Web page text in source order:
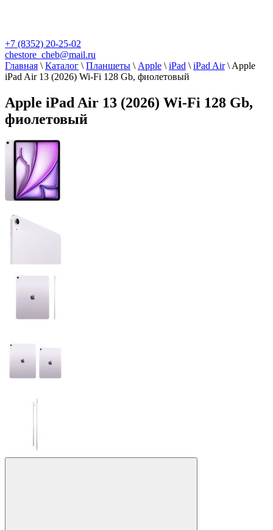
+7 (8352) 20-25-02
chestore_cheb@mail.ru
Главная \ Каталог \ Планшеты \ Apple \ iPad \ iPad Air\ Apple
iPad Air 13 (2026) Wi-Fi 128 Gb, фиолетовый
Apple iPad Air 13 (2026) Wi-Fi 128 Gb,
фиолетовый